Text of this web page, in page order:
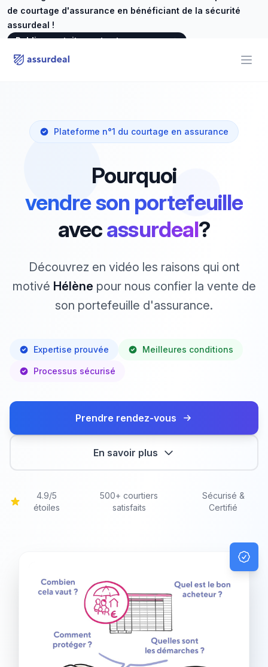
de courtage d'assurance en bénéficiant de la sécurité
assurdeal !
Publiez gratuitement votre annonce→
assurdeal
Plateforme n°1 du courtage en assurance
Pourquoi
vendre son portefeuille
avecassurdeal?
Découvrez en vidéo les raisons qui ont
motivé Hélène pour nous confier la vente de
son portefeuille d'assurance.
Expertise prouvée Meilleures conditions
Processus sécurisé
Prendre rendez-vous
En savoir plus
4.9/5
étoiles
500+ courtiers
satisfaits
Sécurisé &
Certifié